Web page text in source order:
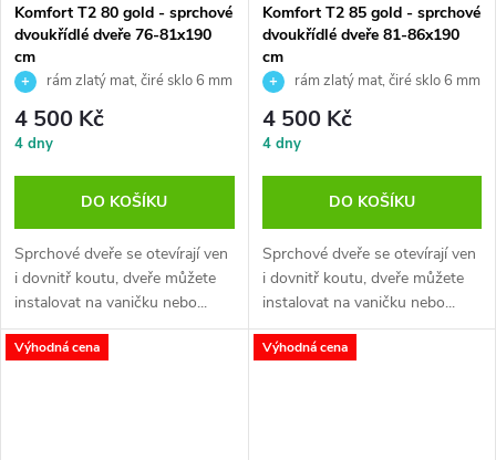
Komfort T2 80 gold - sprchové
dvoukřídlé dveře 76-81x190
cm
rám zlatý mat, čiré sklo 6 mm
4 500 Kč
4 dny
DO KOŠÍKU
Sprchové dveře se otevírají ven
i dovnitř koutu, dveře můžete
instalovat na vaničku nebo...
Komfort T2 85 gold - sprchové
dvoukřídlé dveře 81-86x190
cm
rám zlatý mat, čiré sklo 6 mm
4 500 Kč
4 dny
DO KOŠÍKU
Sprchové dveře se otevírají ven
i dovnitř koutu, dveře můžete
instalovat na vaničku nebo...
Výhodná cena Výhodná cena